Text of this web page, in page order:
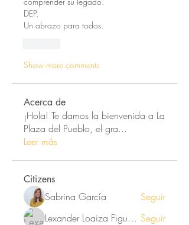
DEP.
Un abrazo para todos.
Show more comments
Acerca de
¡Hola! Te damos la bienvenida a La
Plaza del Pueblo, el gra...
Leer más
Citizens
Sabrina García
Seguir
Lexander Loaiza Figueroa Seguir